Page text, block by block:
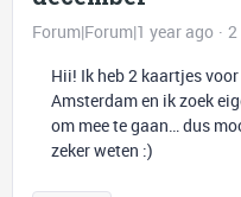
Forum|Forum|1 year ago
2
Hii! Ik heb 2 kaartjes
Amsterdam en ik zoek
om mee te gaan… dus
zeker weten :)